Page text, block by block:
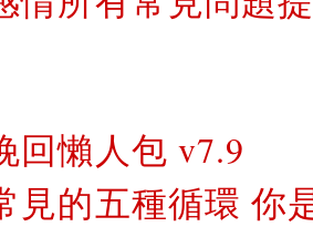
回懶人包 v7.9
見的五種循環 你